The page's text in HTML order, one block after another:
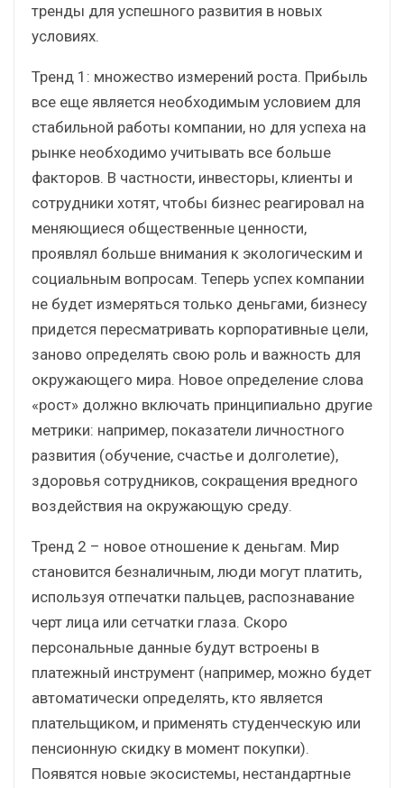
тренды для успешного развития в новых
условиях.
Тренд 1: множество измерений роста. Прибыль
все еще является необходимым условием для
стабильной работы компании, но для успеха на
рынке необходимо учитывать все больше
факторов. В частности, инвесторы, клиенты и
сотрудники хотят, чтобы бизнес реагировал на
меняющиеся общественные ценности,
проявлял больше внимания к экологическим и
социальным вопросам. Теперь успех компании
не будет измеряться только деньгами, бизнесу
придется пересматривать корпоративные цели,
заново определять свою роль и важность для
окружающего мира. Новое определение слова
«рост» должно включать принципиально другие
метрики: например, показатели личностного
развития (обучение, счастье и долголетие),
здоровья сотрудников, сокращения вредного
воздействия на окружающую среду.
Тренд 2 – новое отношение к деньгам. Мир
становится безналичным, люди могут платить,
используя отпечатки пальцев, распознавание
черт лица или сетчатки глаза. Скоро
персональные данные будут встроены в
платежный инструмент (например, можно будет
автоматически определять, кто является
плательщиком, и применять студенческую или
пенсионную скидку в момент покупки).
Появятся новые экосистемы, нестандартные